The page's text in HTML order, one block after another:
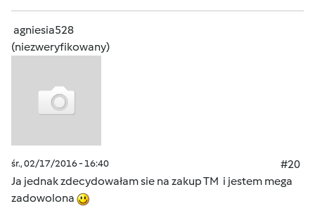
agniesia528
(niezweryfikowany)
śr., 02/17/2016 - 16:40
#20
Ja jednak zdecydowałam sie na zakup TM i jestem mega
zadowolona